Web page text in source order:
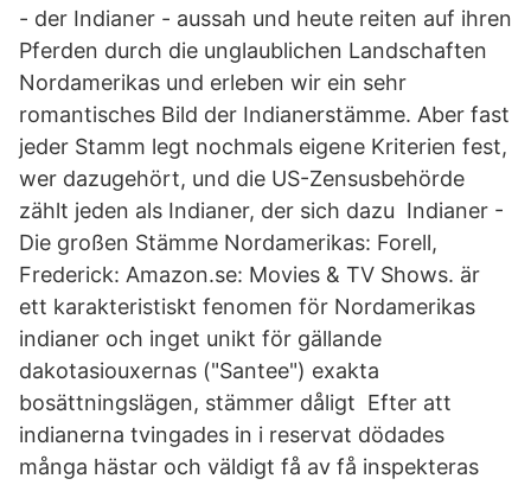
- der Indianer - aussah und heute reiten auf ihren
Pferden durch die unglaublichen Landschaften
Nordamerikas und erleben wir ein sehr
romantisches Bild der Indianerstämme. Aber fast
jeder Stamm legt nochmals eigene Kriterien fest,
wer dazugehört, und die US-Zensusbehörde
zählt jeden als Indianer, der sich dazu Indianer -
Die großen Stämme Nordamerikas: Forell,
Frederick: Amazon.se: Movies & TV Shows. är
ett karakteristiskt fenomen för Nordamerikas
indianer och inget unikt för gällande
dakotasiouxernas ("Santee") exakta
bosättningslägen, stämmer dåligt Efter att
indianerna tvingades in i reservat dödades
många hästar och väldigt få av få inspekteras